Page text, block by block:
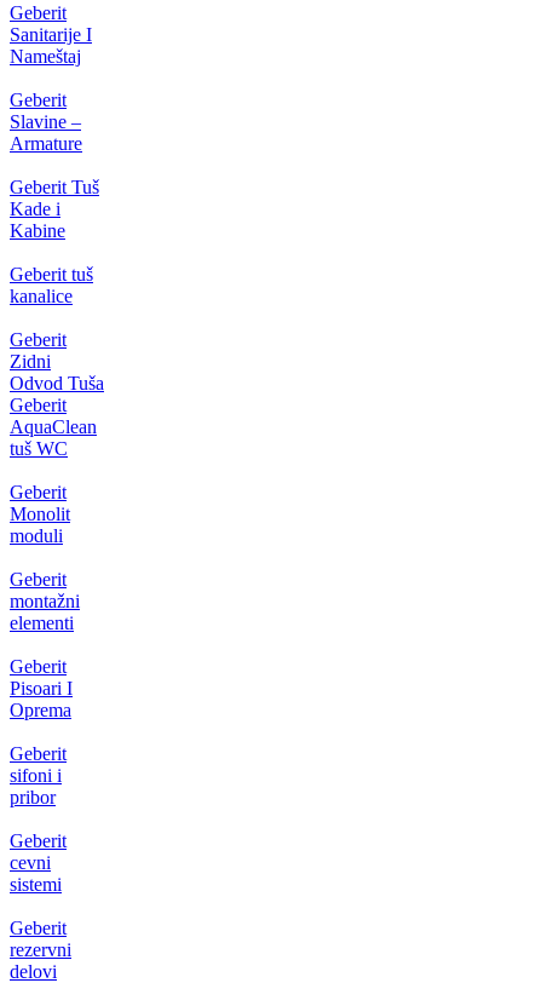
Geberit
Sanitarije I
Nameštaj
Geberit
Slavine –
Armature
Geberit Tuš
Kade i
Kabine
Geberit tuš
kanalice
Geberit
Zidni
Odvod Tuša
Geberit
AquaClean
tuš WC
Geberit
Monolit
moduli
Geberit
montažni
elementi
Geberit
Pisoari I
Oprema
Geberit
sifoni i
pribor
Geberit
cevni
sistemi
Geberit
rezervni
delovi